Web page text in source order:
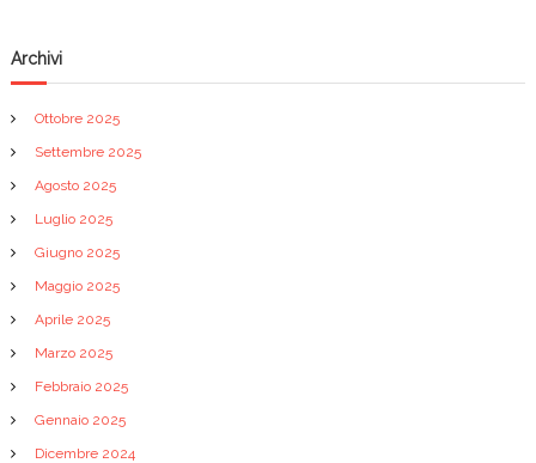
a
r
t
i
c
o
l
i
Archivi
Ottobre 2025
Settembre 2025
Agosto 2025
Luglio 2025
Giugno 2025
Maggio 2025
Aprile 2025
Marzo 2025
Febbraio 2025
Gennaio 2025
Dicembre 2024